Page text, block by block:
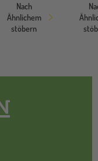
Nach
Ähnlichem
stöbern